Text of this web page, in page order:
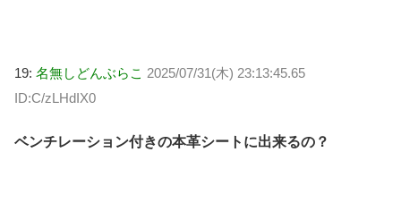
19: 名無しどんぶらこ 2025/07/31(木) 23:13:45.65
ID:C/zLHdIX0
ベンチレーション付きの本革シートに出来るの？